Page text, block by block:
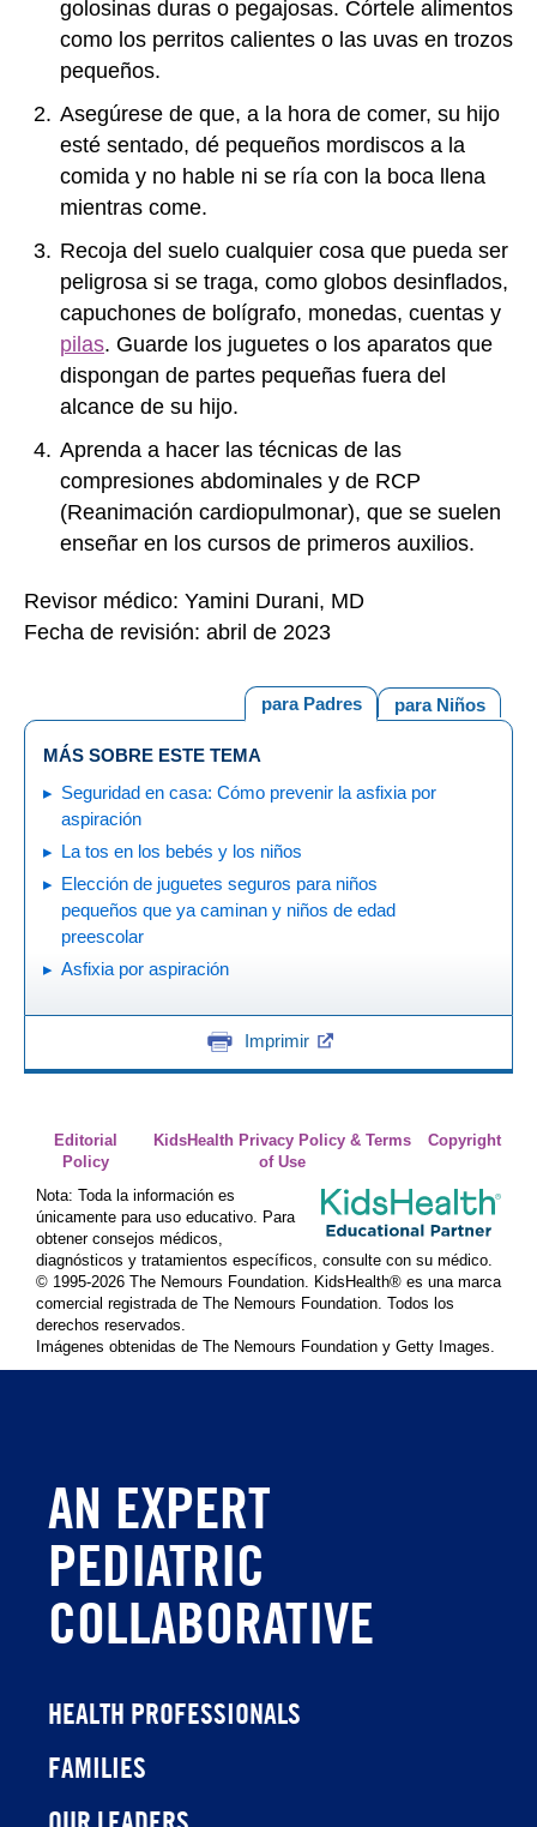
golosinas duras o pegajosas. Córtele alimentos
como los perritos calientes o las uvas en trozos
pequeños.
Asegúrese de que, a la hora de comer, su hijo
esté sentado, dé pequeños mordiscos a la
comida y no hable ni se ría con la boca llena
mientras come.
Recoja del suelo cualquier cosa que pueda ser
peligrosa si se traga, como globos desinflados,
capuchones de bolígrafo, monedas, cuentas y
pilas. Guarde los juguetes o los aparatos que
dispongan de partes pequeñas fuera del
alcance de su hijo.
Aprenda a hacer las técnicas de las
compresiones abdominales y de RCP
(Reanimación cardiopulmonar), que se suelen
enseñar en los cursos de primeros auxilios.
Revisor médico: Yamini Durani, MD
Fecha de revisión: abril de 2023
para Niños
para Padres
MÁS SOBRE ESTE TEMA
Seguridad en casa: Cómo prevenir la asfixia por
aspiración
La tos en los bebés y los niños
Elección de juguetes seguros para niños
pequeños que ya caminan y niños de edad
preescolar
Asfixia por aspiración
Imprimir
Editorial
Policy
KidsHealth Privacy Policy & Terms
of Use
Copyright
Nota: Toda la información es
únicamente para uso educativo. Para
obtener consejos médicos,
diagnósticos y tratamientos específicos, consulte con su médico.
© 1995-2026 The Nemours Foundation. KidsHealth® es una marca
comercial registrada de The Nemours Foundation. Todos los
derechos reservados.
Imágenes obtenidas de The Nemours Foundation y Getty Images.
AN EXPERT
PEDIATRIC
COLLABORATIVE
HEALTH PROFESSIONALS
FAMILIES